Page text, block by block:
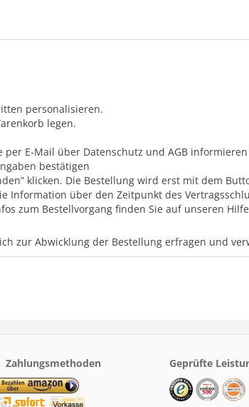
personalisieren.
legen.
E-Mail über Datenschutz und AGB
bestätigen
klicken. Die Bestellung wird erst mit dem
Information über den Zeitpunkt des
zum Bestellvorgang finden Sie auf unseren
zur Abwicklung der Bestellung erfragen und
Zahlungsmethoden Geprüfte